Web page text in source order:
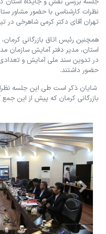
نظرات کارشناسی با حضور مشاور
تهران آقای دکتر کرمی شاهرخی در تیرماه 1403 برگزار
همچنین رئیس اتاق بازرگانی
در تدوین سند ملی آمایش و
حضور داشتند.
شایان ذکر است طی این جلسه
بازرگانی کرمان که پیش از این جمع
قبلی